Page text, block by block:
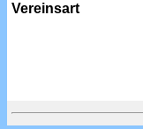
Vereinsart